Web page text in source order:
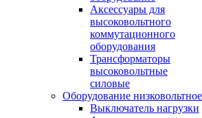
Аксессуары для
высоковольтного
коммутационного
оборудования
Трансформаторы
высоковольтные
силовые
Оборудование низковольтное
Выключатель нагрузки